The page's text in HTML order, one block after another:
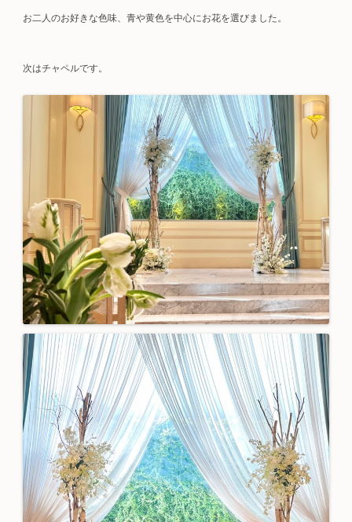
お二人のお好きな色味、青や黄色を中心にお花を選びました。
次はチャペルです。